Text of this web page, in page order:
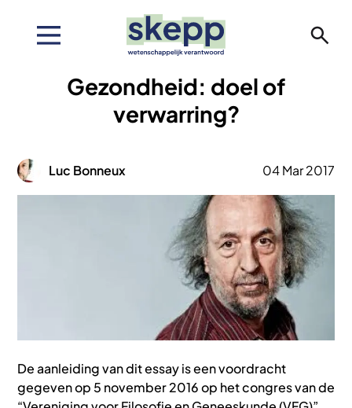
Gezondheid: doel of
verwarring?
Afbeelding
Luc Bonneux 04 Mar 2017
De aanleiding van dit essay is een voordracht
gegeven op 5 november 2016 op het congres van de